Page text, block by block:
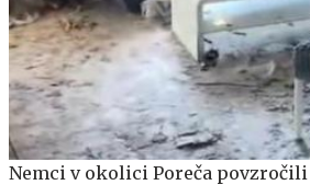
Nemci v okolici Poreča